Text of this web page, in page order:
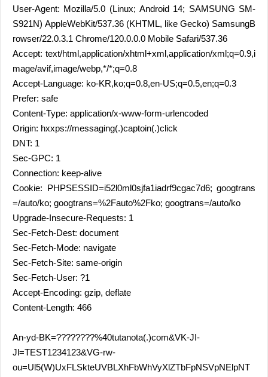
User-Agent: Mozilla/5.0 (Linux; Android 14; SAMSUNG SM-
S921N) AppleWebKit/537.36 (KHTML, like Gecko) SamsungB
rowser/22.0.3.1 Chrome/120.0.0.0 Mobile Safari/537.36
Accept: text/html,application/xhtml+xml,application/xml;q=0.9,i
mage/avif,image/webp,*/*;q=0.8
Accept-Language: ko-KR,ko;q=0.8,en-US;q=0.5,en;q=0.3
Prefer: safe
Content-Type: application/x-www-form-urlencoded
Origin: hxxps://messaging(.)captoin(.)click
DNT: 1
Sec-GPC: 1
Connection: keep-alive
Cookie: PHPSESSID=i52l0ml0sjfa1iadrf9cgac7d6; googtrans
=/auto/ko; googtrans=%2Fauto%2Fko; googtrans=/auto/ko
Upgrade-Insecure-Requests: 1
Sec-Fetch-Dest: document
Sec-Fetch-Mode: navigate
Sec-Fetch-Site: same-origin
Sec-Fetch-User: ?1
Accept-Encoding: gzip, deflate
Content-Length: 466
An-yd-BK=????????%40tutanota(.)com&VK-JI-
Jl=TEST1234123&VG-rw-
ou=Ul5(W)UxFLSkteUVBLXhFbWhVyXlZTbFpNSVpNElpNT